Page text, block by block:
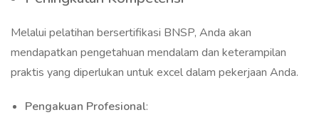
Melalui pelatihan bersertifikasi BNSP, Anda akan
mendapatkan pengetahuan mendalam dan keterampilan
praktis yang diperlukan untuk excel dalam pekerjaan Anda.
Pengakuan Profesional: